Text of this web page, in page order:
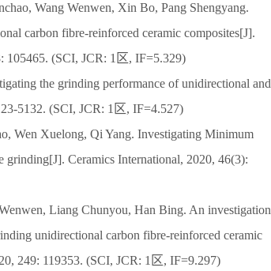
Wang Wenwen, Xin Bo, Pang Shengyang.
carbon fibre-reinforced ceramic composites[J].
105465. (SCI, JCR: 1区, IF=5.329)
the grinding performance of unidirectional and
5132. (SCI, JCR: 1区, IF=4.527)
Wen Xuelong, Qi Yang. Investigating Minimum
Ceramics International, 2020, 46(3):
Liang Chunyou, Han Bing. An investigation
unidirectional carbon fibre-reinforced ceramic
249: 119353. (SCI, JCR: 1区, IF=9.297)